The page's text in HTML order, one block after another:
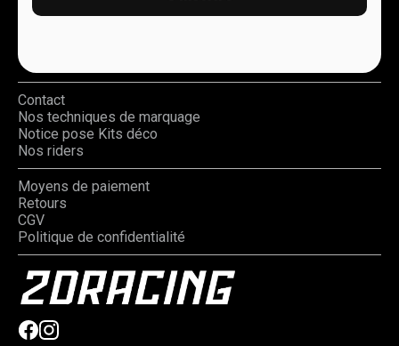
Contact
Nos techniques de marquage
Notice pose Kits déco
Nos riders
Moyens de paiement
Retours
CGV
Politique de confidentialité